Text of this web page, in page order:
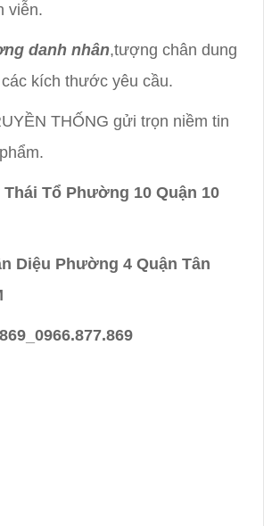
viễn.
danh nhân,tượng chân dung
kích thước yêu cầu.
THỐNG gửi trọn niềm tin
Thái Tổ Phường 10 Quận 10
Diệu Phường 4 Quận Tân